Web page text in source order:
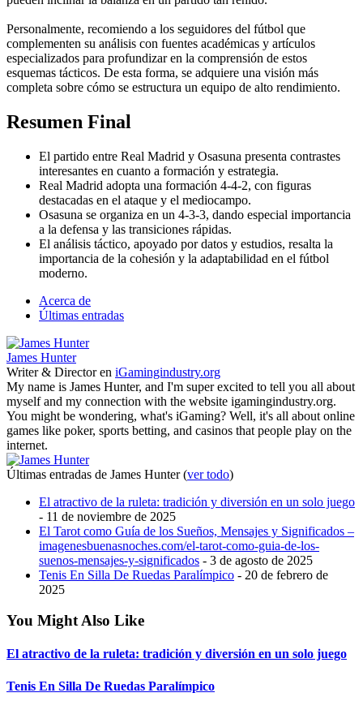
Personalmente, recomiendo a los seguidores del fútbol que
complementen su análisis con fuentes académicas y artículos
especializados para profundizar en la comprensión de estos
esquemas tácticos. De esta forma, se adquiere una visión más
completa sobre cómo se estructura un equipo de alto rendimiento.
Resumen Final
El partido entre Real Madrid y Osasuna presenta contrastes
interesantes en cuanto a formación y estrategia.
Real Madrid adopta una formación 4-4-2, con figuras
destacadas en el ataque y el mediocampo.
Osasuna se organiza en un 4-3-3, dando especial importancia
a la defensa y las transiciones rápidas.
El análisis táctico, apoyado por datos y estudios, resalta la
importancia de la cohesión y la adaptabilidad en el fútbol
moderno.
Acerca de
Últimas entradas
James Hunter
Writer & Directoren iGamingindustry.org
My name is James Hunter, and I'm super excited to tell you all about
myself and my connection with the website igamingindustry.org.
You might be wondering, what's iGaming? Well, it's all about online
games like poker, sports betting, and casinos that people play on the
internet.
Últimas entradas de James Hunter(ver todo)
El atractivo de la ruleta: tradición y diversión en un solo juego
- 11 de noviembre de 2025
El Tarot como Guía de los Sueños, Mensajes y Significados –
imagenesbuenasnoches.com/el-tarot-como-guia-de-los-
suenos-mensajes-y-significados - 3 de agosto de 2025
Tenis En Silla De Ruedas Paralímpico - 20 de febrero de
2025
You Might Also Like
El atractivo de la ruleta: tradición y diversión en un solo juego
Tenis En Silla De Ruedas Paralímpico